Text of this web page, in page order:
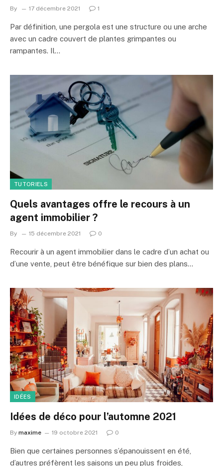
By 17 décembre 2021 1
Par définition, une pergola est une structure ou une arche
avec un cadre couvert de plantes grimpantes ou
rampantes. Il…
TUTORIELS
Quels avantages offre le recours à un
agent immobilier ?
By 15 décembre 2021 0
Recourir à un agent immobilier dans le cadre d’un achat ou
d’une vente, peut être bénéfique sur bien des plans…
IDÉES
Idées de déco pour l’automne 2021
By maxime 19 octobre 2021 0
Bien que certaines personnes s’épanouissent en été,
d’autres préfèrent les saisons un peu plus froides,